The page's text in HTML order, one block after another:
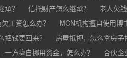
疗事故怎么赔偿？ 手术失败怎么赔？
承？ 信托财产怎么继承？ 老人欠
工资怎么办？ MCN机构擅自使用博
把钱要回来？ 房屋抵押，怎么拿房子
吗？
一方擅自挪用资金，怎么办？ 合伙企